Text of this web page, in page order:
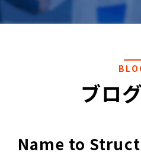
ブロ
Name to